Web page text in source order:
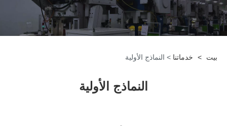
بيت > خدماتنا > النماذج الأولية
النماذج الأولية